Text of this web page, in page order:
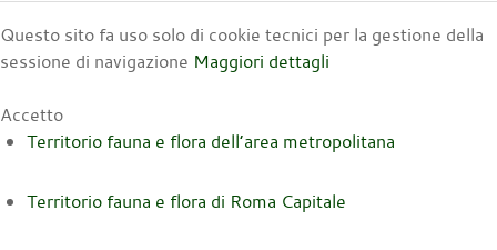
Questo sito fa uso solo di cookie tecnici per la gestione della
sessione di navigazione Maggiori dettagli
Accetto
Territorio fauna e flora dell’area metropolitana
Territorio fauna e flora di Roma Capitale